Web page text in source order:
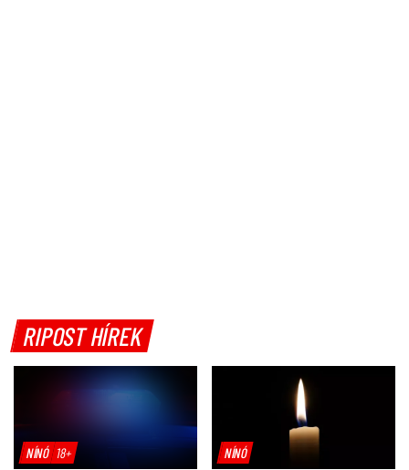
RIPOST HÍREK
NÍNÓ 18+ NÍNÓ